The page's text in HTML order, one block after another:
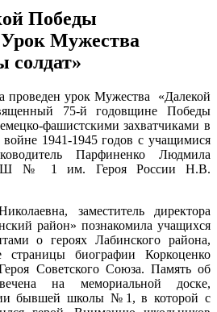
Победы
Мужества
солдат»
проведен урок Мужества «Далекой
75-й годовщине Победы
фашистскими захватчиками в
1941-1945 годов с учащимися
Парфиненко Людмила
№ 1 им. Героя России Н.В.
заместитель директора
район» познакомила учащихся
о героях Лабинского района,
страницы биографии Коркоценко
Советского Союза. Память об
на мемориальной доске,
бывшей школы №1, в которой с